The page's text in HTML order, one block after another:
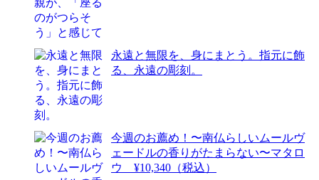
永遠と無限を、身にまとう。指元に飾
る、永遠の彫刻。
今週のお薦め！〜南仏らしいムールヴ
ェードルの香りがたまらない〜マタロ
ウ ¥10,340（税込）